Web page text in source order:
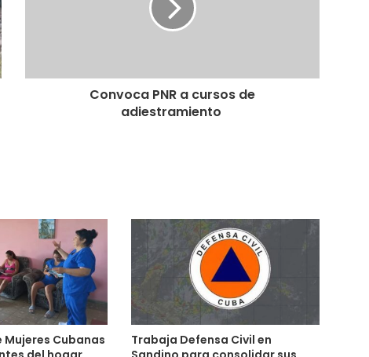
Convoca PNR a cursos de
adiestramiento
Mujeres Cubanas
Trabaja Defensa Civil en